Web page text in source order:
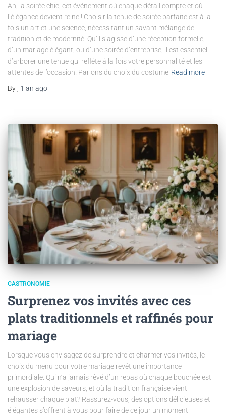
Ah, la soirée chic, cet événement où chaque détail compte et où
l’élégance devient reine ! Choisir la tenue de soirée parfaite est à la
fois un art et une science, nécessitant un savant mélange de
tradition et de modernité. Qu’il s’agisse d’une réception formelle,
d’un mariage élégant, ou d’une soirée d’entreprise, il est essentiel
d’arborer une tenue qui reflète à la fois votre personnalité et les
attentes de l’occasion. Parlons du choix du costume Read more
By
1 an ago
GASTRONOMIE
Surprenez vos invités avec ces
plats traditionnels et raffinés pour
mariage
Lorsque vous envisagez de surprendre et charmer vos invités, le
choix du menu pour votre mariage revêt une importance
primordiale. Qui n’a jamais rêvé d’un repas où chaque bouchée est
une explosion de saveurs, et où la tradition française vient
rehausser chaque plat? Rassurez-vous, des options délicieuses et
élégantes s’offrent à vous pour faire de ce jour un moment